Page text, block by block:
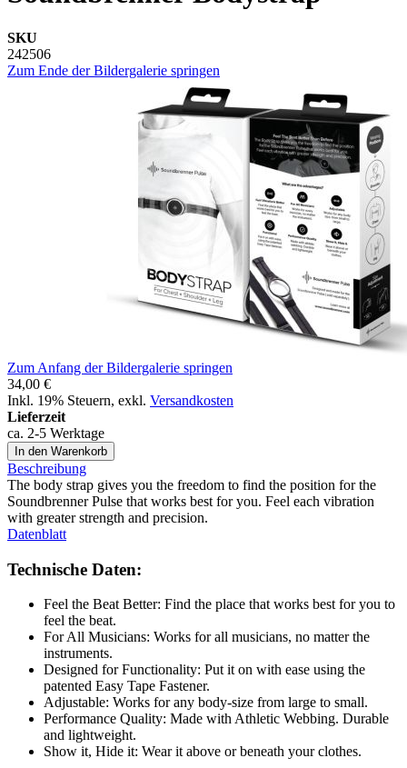
SKU
242506
Zum Ende der Bildergalerie springen
Zum Anfang der Bildergalerie springen
34,00 €
Inkl. 19% Steuern, exkl. Versandkosten
Lieferzeit
ca. 2-5 Werktage
In den Warenkorb
Beschreibung
The body strap gives you the freedom to find the position for the
Soundbrenner Pulse that works best for you. Feel each vibration
with greater strength and precision.
Datenblatt
Technische Daten:
Feel the Beat Better: Find the place that works best for you to
feel the beat.
For All Musicians: Works for all musicians, no matter the
instruments.
Designed for Functionality: Put it on with ease using the
patented Easy Tape Fastener.
Adjustable: Works for any body-size from large to small.
Performance Quality: Made with Athletic Webbing. Durable
and lightweight.
Show it, Hide it: Wear it above or beneath your clothes.